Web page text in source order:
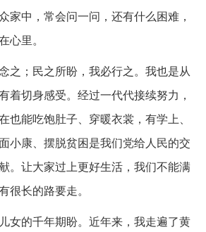
家中，常会问一问，还有什么困难，
心里。
之；民之所盼，我必行之。我也是从
着切身感受。经过一代代接续努力，
也能吃饱肚子、穿暖衣裳，有学上、
小康、摆脱贫困是我们党给人民的交
。让大家过上更好生活，我们不能满
很长的路要走。
女的千年期盼。近年来，我走遍了黄